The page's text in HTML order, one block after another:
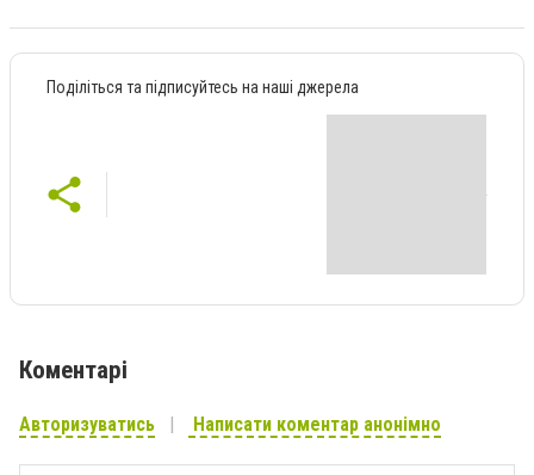
Поділіться та підписуйтесь на наші джерела
Коментарі
Авторизуватись Написати коментар анонімно